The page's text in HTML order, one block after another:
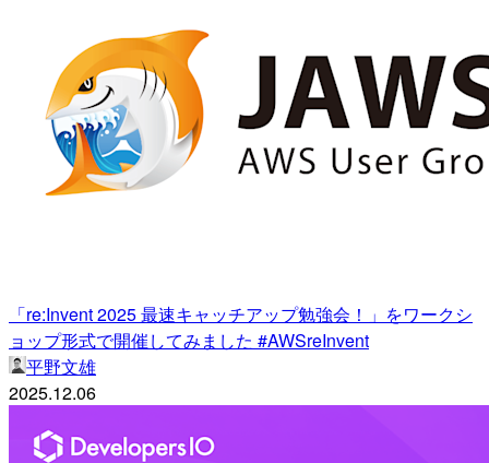
「re:Invent 2025 最速キャッチアップ勉強会！」をワークシ
ョップ形式で開催してみました #AWSreInvent
平野文雄
2025.12.06